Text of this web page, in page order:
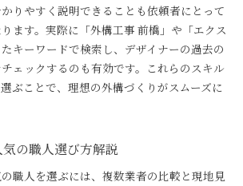
りやすく説明できることも依頼者にとって
ます。実際に「外構工事 前橋」や「エクス
キーワードで検索し、デザイナーの過去の
ェックするのも有効です。これらのスキル
ぶことで、理想の外構づくりがスムーズに
の職人選び方解説
職人を選ぶには、複数業者の比較と現地見